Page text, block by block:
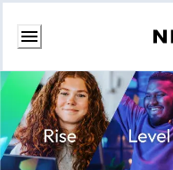
Direct
naar
inhoud